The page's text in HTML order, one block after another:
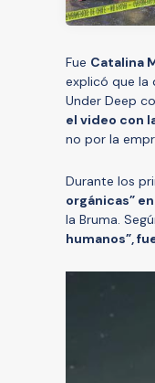
Fue Catalina
explicó que la
Under Deep
el video con
no por la
Durante los
orgánicas”
la Bruma.
humanos”,